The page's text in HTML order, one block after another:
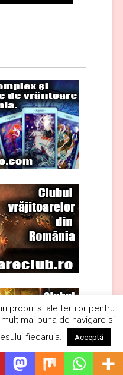
Politică de cookie-uri